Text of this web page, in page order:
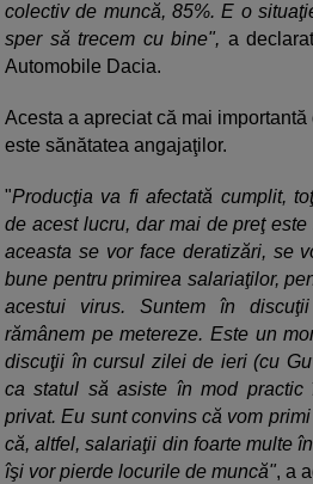
colectiv de muncă, 85%. E o
sper să trecem cu bine", a
Automobile Dacia.
Acesta a apreciat că mai
este sănătatea angajaţilor.
"Producţia va fi afectată cumplit,
de acest lucru, dar mai de preţ
aceasta se vor face deratizări, se
bune pentru primirea salariaţilor,
acestui virus. Suntem în
rămânem pe metereze. Este un
discuţii în cursul zilei de ieri (cu
ca statul să asiste în mod practic
privat. Eu sunt convins că vom
că, altfel, salariaţii din foarte multe
îşi vor pierde locurile de muncă", a